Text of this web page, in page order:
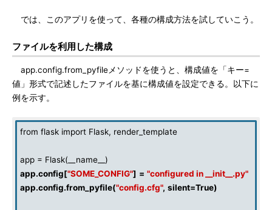
では、このアプリを使って、各種の構成方法を試していこう。
ファイルを利用した構成
app.config.from_pyfileメソッドを使うと、構成値を「キー=
値」形式で記述したファイルを基に構成値を設定できる。以下に
例を示す。
from flask import Flask, render_template
app = Flask(__name__)
app.config["SOME_CONFIG"] = "configured in __init__.py"
app.config.from_pyfile("config.cfg", silent=True)